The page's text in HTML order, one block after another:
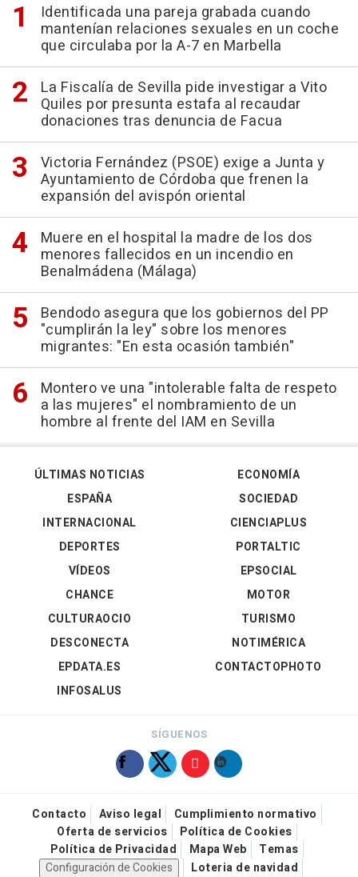
Identificada una pareja grabada cuando
mantenían relaciones sexuales en un coche
que circulaba por la A-7 en Marbella
La Fiscalía de Sevilla pide investigar a Vito
Quiles por presunta estafa al recaudar
donaciones tras denuncia de Facua
Victoria Fernández (PSOE) exige a Junta y
Ayuntamiento de Córdoba que frenen la
expansión del avispón oriental
Muere en el hospital la madre de los dos
menores fallecidos en un incendio en
Benalmádena (Málaga)
Bendodo asegura que los gobiernos del PP
"cumplirán la ley" sobre los menores
migrantes: "En esta ocasión también"
Montero ve una "intolerable falta de respeto
a las mujeres" el nombramiento de un
hombre al frente del IAM en Sevilla
ÚLTIMAS NOTICIAS
ESPAÑA
INTERNACIONAL
DEPORTES
VÍDEOS
ECONOMÍA
SOCIEDAD
CIENCIAPLUS
PORTALTIC
EPSOCIAL
CHANCE
CULTURAOCIO
DESCONECTA
EPDATA.ES
INFOSALUS
MOTOR
TURISMO
NOTIMÉRICA
CONTACTOPHOTO
SÍGUENOS
Contacto Aviso legal
Cumplimiento normativo
Oferta de servicios
Política de Cookies
Política de Privacidad
Mapa Web
Temas
Configuración de Cookies
Loteria de navidad